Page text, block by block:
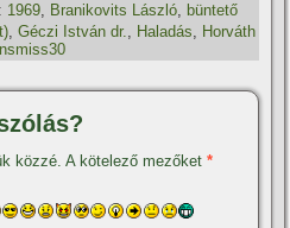
1969, Branikovits László, büntető
,Géczi István dr. Haladás
Horváth
nsmiss30
közzé. A kötelező mezőket*